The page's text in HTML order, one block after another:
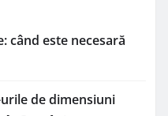
când este necesară
de dimensiuni